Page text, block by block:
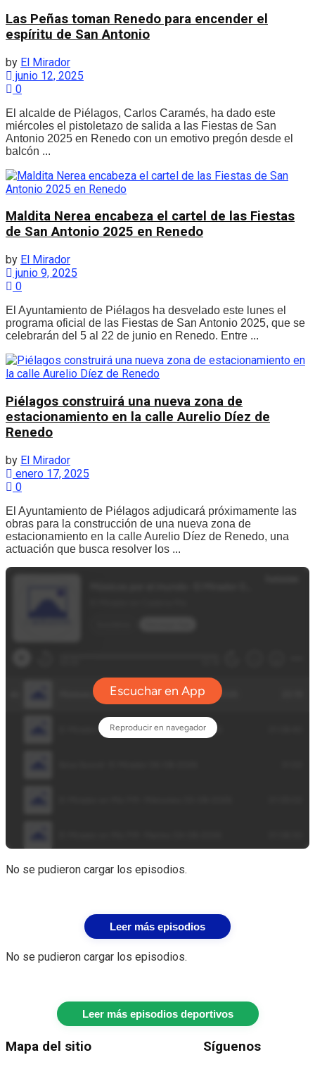
Las Peñas toman Renedo para encender el
espíritu de San Antonio
by El Mirador
junio 12, 2025
0
El alcalde de Piélagos, Carlos Caramés, ha dado este
miércoles el pistoletazo de salida a las Fiestas de San
Antonio 2025 en Renedo con un emotivo pregón desde el
balcón ...
Maldita Nerea encabeza el cartel de las Fiestas
de San Antonio 2025 en Renedo
by El Mirador
junio 9, 2025
0
El Ayuntamiento de Piélagos ha desvelado este lunes el
programa oficial de las Fiestas de San Antonio 2025, que se
celebrarán del 5 al 22 de junio en Renedo. Entre ...
Piélagos construirá una nueva zona de
estacionamiento en la calle Aurelio Díez de
Renedo
by El Mirador
enero 17, 2025
0
El Ayuntamiento de Piélagos adjudicará próximamente las
obras para la construcción de una nueva zona de
estacionamiento en la calle Aurelio Díez de Renedo, una
actuación que busca resolver los ...
No se pudieron cargar los episodios.
Leer más episodios
No se pudieron cargar los episodios.
Leer más episodios deportivos
Mapa del sitio Síguenos